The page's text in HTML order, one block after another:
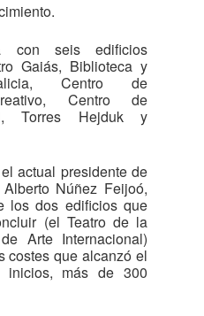
con seis edificios
Gaiás, Biblioteca y
Centro de
Centro de
Torres Hejduk y
actual presidente de
Núñez Feijoó,
los dos edificios que
(el Teatro de la
Arte Internacional)
costes que alcanzó el
inicios, más de 300